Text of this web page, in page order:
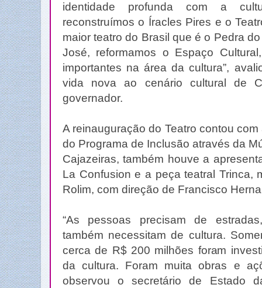
identidade profunda com a
reconstruímos o Íracles Pires e o
maior teatro do Brasil que é o Pedra
José, reformamos o Espaço
importantes na área da cultura”,
vida nova ao cenário cultural de
governador.
A reinauguração do Teatro contou
do Programa de Inclusão através da
Cajazeiras, também houve a
La Confusion e a peça teatral Trinca,
Rolim, com direção de Francisco
“As pessoas precisam de
também necessitam de cultura.
cerca de R$ 200 milhões foram
da cultura. Foram muita obras e
observou o secretário de Estado